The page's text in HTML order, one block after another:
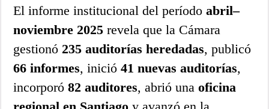
El informe institucional del períodoabril–
noviembre 2025 revela que la Cámara
gestionó 235 auditorías heredadas, publicó
66 informes, inició41 nuevas auditorías,
incorporó82 auditores, abrió unaoficina